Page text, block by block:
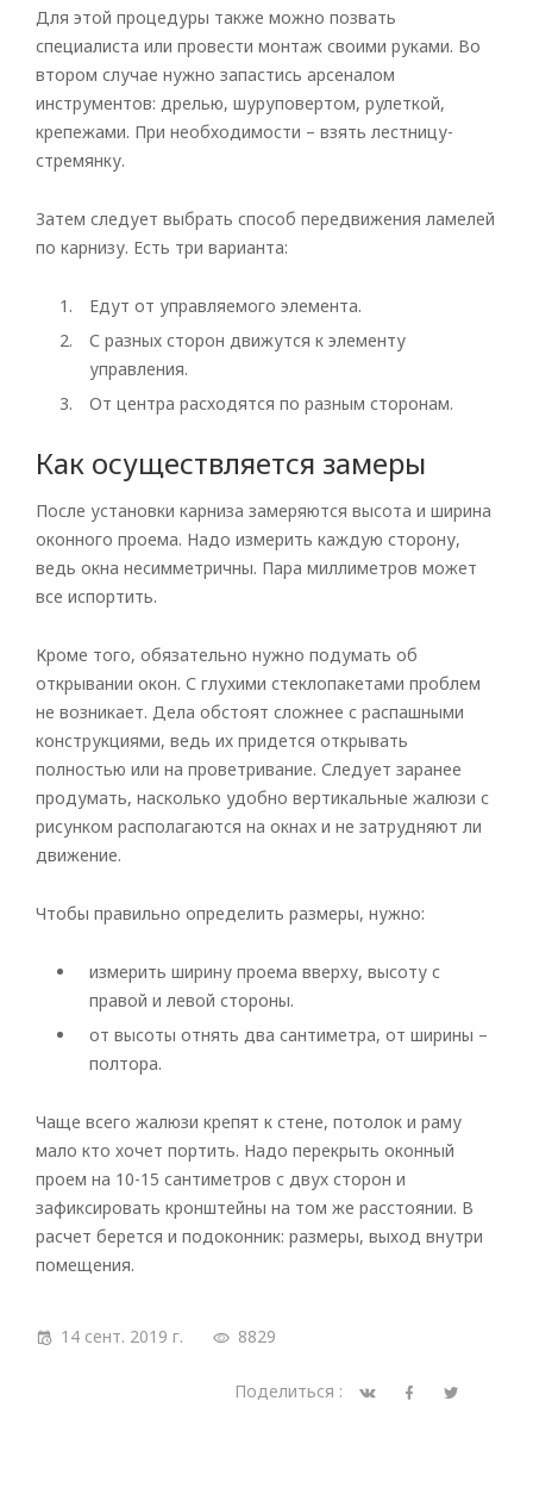
Для этой процедуры также можно позвать
специалиста или провести монтаж своими руками. Во
втором случае нужно запастись арсеналом
инструментов: дрелью, шуруповертом, рулеткой,
крепежами. При необходимости – взять лестницу-
стремянку.
Затем следует выбрать способ передвижения ламелей
по карнизу. Есть три варианта:
Едут от управляемого элемента.
С разных сторон движутся к элементу
управления.
От центра расходятся по разным сторонам.
Как осуществляется замеры
После установки карниза замеряются высота и ширина
оконного проема. Надо измерить каждую сторону,
ведь окна несимметричны. Пара миллиметров может
все испортить.
Кроме того, обязательно нужно подумать об
открывании окон. С глухими стеклопакетами проблем
не возникает. Дела обстоят сложнее с распашными
конструкциями, ведь их придется открывать
полностью или на проветривание. Следует заранее
продумать, насколько удобно вертикальные жалюзи с
рисунком располагаются на окнах и не затрудняют ли
движение.
Чтобы правильно определить размеры, нужно:
измерить ширину проема вверху, высоту с
правой и левой стороны.
от высоты отнять два сантиметра, от ширины –
полтора.
Чаще всего жалюзи крепят к стене, потолок и раму
мало кто хочет портить. Надо перекрыть оконный
проем на 10-15 сантиметров с двух сторон и
зафиксировать кронштейны на том же расстоянии. В
расчет берется и подоконник: размеры, выход внутри
помещения.
14 сент. 2019 г. 8829
Поделиться :